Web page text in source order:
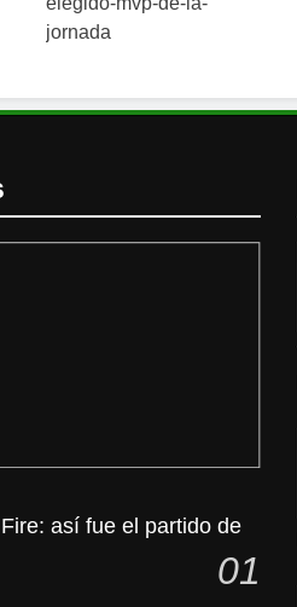
así fue el partido de
01